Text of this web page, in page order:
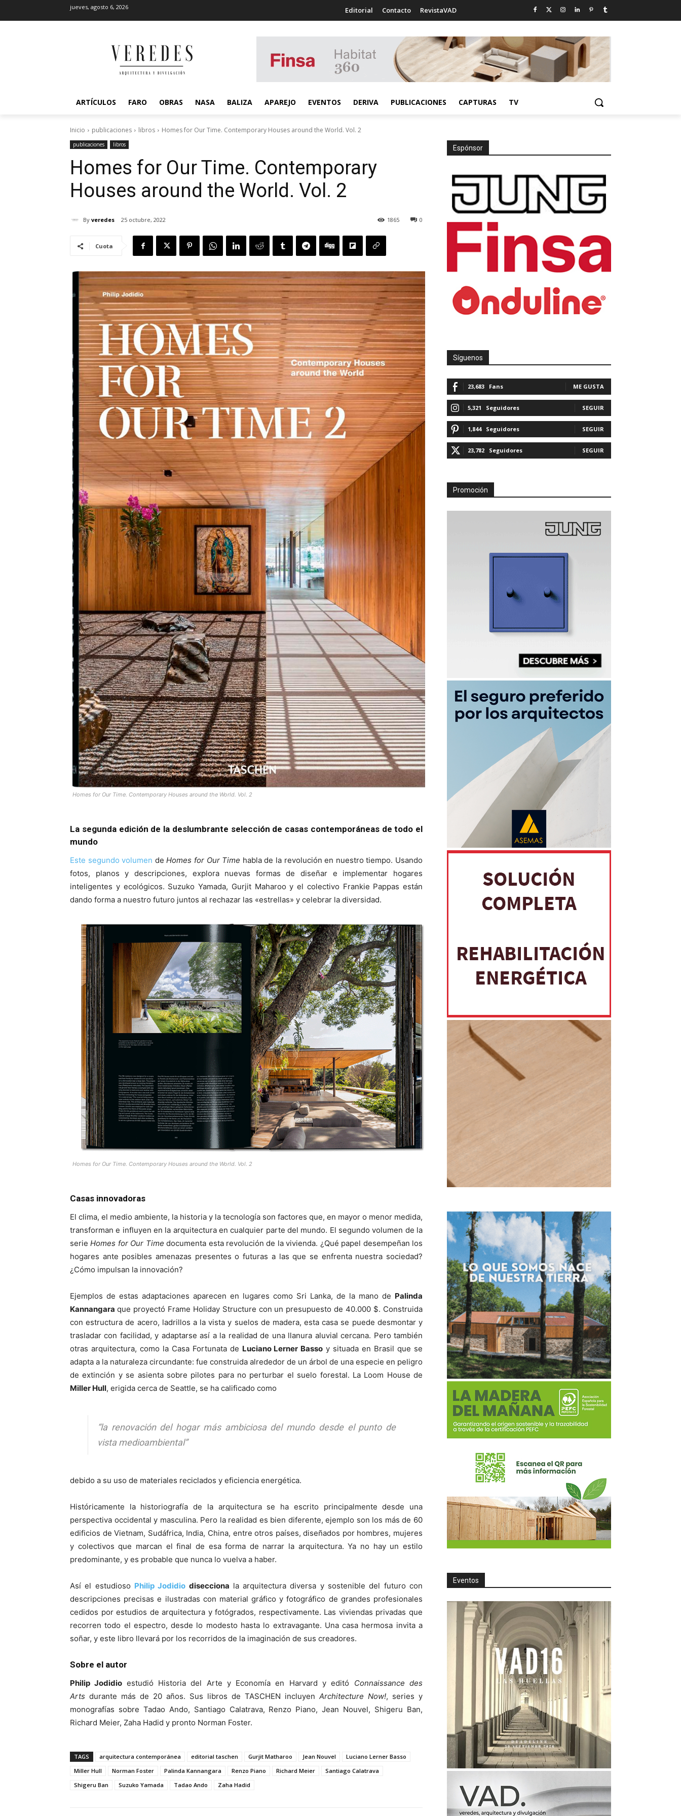
jueves, agosto 6, 2026 Editorial Contacto RevistaVAD
ARTÍCULOS FARO OBRAS NASA BALIZA APAREJO EVENTOS DERIVA PUBLICACIONES CAPTURAS TV
Inicio publicaciones libros Homes for Our Time. Contemporary Houses around the World. Vol. 2
publicaciones libros
Homes for Our Time. Contemporary
Houses around the World. Vol. 2
By veredes 25 octubre, 2022 0
1865
Cuota
Homes for Our Time. Contemporary Houses around the World. Vol. 2
La segunda edición de la deslumbrante selección de casas contemporáneas de todo el
mundo
Este segundo volumen deHomes for Our Time habla de la revolución en nuestro tiempo. Usando
fotos, planos y descripciones, explora nuevas formas de diseñar e implementar hogares
inteligentes y ecológicos. Suzuko Yamada, Gurjit Maharoo y el colectivo Frankie Pappas están
dando forma a nuestro futuro juntos al rechazar las «estrellas» y celebrar la diversidad.
Homes for Our Time. Contemporary Houses around the World. Vol. 2
Casas innovadoras
El clima, el medio ambiente, la historia y la tecnología son factores que, en mayor o menor medida,
transforman e influyen en la arquitectura en cualquier parte del mundo. El segundo volumen de la
serieHomes for Our Timedocumenta esta revolución de la vivienda. ¿Qué papel desempeñan los
hogares ante posibles amenazas presentes o futuras a las que se enfrenta nuestra sociedad?
¿Cómo impulsan la innovación?
Ejemplos de estas adaptaciones aparecen en lugares como Sri Lanka, de la mano de Palinda
Kannangara que proyectó Frame Holiday Structure con un presupuesto de 40.000 $. Construida
con estructura de acero, ladrillos a la vista y suelos de madera, esta casa se puede desmontar y
trasladar con facilidad, y adaptarse así a la realidad de una llanura aluvial cercana. Pero también
otras arquitectura, como la Casa Fortunata de Luciano Lerner Basso y situada en Brasil que se
adapta a la naturaleza circundante: fue construida alrededor de un árbol de una especie en peligro
de extinción y se asienta sobre pilotes para no perturbar el suelo forestal. La Loom House de
Miller Hull, erigida cerca de Seattle, se ha calificado como
“la renovación del hogar más ambiciosa del mundo desde el punto de
vista medioambiental”
debido a su uso de materiales reciclados y eficiencia energética.
Históricamente la historiografía de la arquitectura se ha escrito principalmente desde una
perspectiva occidental y masculina. Pero la realidad es bien diferente, ejemplo son los más de 60
edificios de Vietnam, Sudáfrica, India, China, entre otros países, diseñados por hombres, mujeres
y colectivos que marcan el final de esa forma de narrar la arquitectura. Ya no hay un estilo
predominante, y es probable que nunca lo vuelva a haber.
Así el estudioso Philip Jodidio disecciona la arquitectura diversa y sostenible del futuro con
descripciones precisas e ilustradas con material gráfico y fotográfico de grandes profesionales
cedidos por estudios de arquitectura y fotógrados, respectivamente. Las viviendas privadas que
recorren todo el espectro, desde lo modesto hasta lo extravagante. Una casa hermosa invita a
soñar, y este libro llevará por los recorridos de la imaginación de sus creadores.
Sobre el autor
Philip Jodidio estudió Historia del Arte y Economía en Harvard y editó Connaissance des
Arts durante más de 20 años. Sus libros de TASCHEN incluyen Architecture Now!, series y
monografías sobre Tadao Ando, Santiago Calatrava, Renzo Piano, Jean Nouvel, Shigeru Ban,
Richard Meier, Zaha Hadid y pronto Norman Foster.
TAGS arquitectura contemporánea editorial taschen Gurjit Matharoo Jean Nouvel
Luciano Lerner Basso
Miller Hull
Norman Foster Palinda Kannangara Renzo Piano Richard Meier
Santiago Calatrava
Shigeru Ban
Suzuko Yamada Tadao Ando Zaha Hadid
Espónsor
Síguenos
23,683 Fans ME GUSTA
5,321 Seguidores SEGUIR
1,844 Seguidores SEGUIR
23,782 Seguidores SEGUIR
Promoción
Eventos